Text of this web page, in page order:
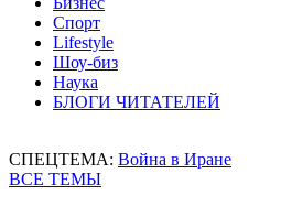
Спорт
Lifestyle
Шоу-биз
Наука
БЛОГИ ЧИТАТЕЛЕЙ
СПЕЦТЕМА: Война в Иране
ВСЕ ТЕМЫ